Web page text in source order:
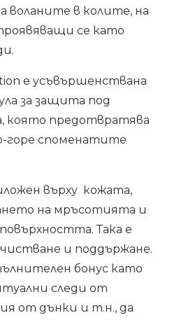
воланите в колите, на
се като
е усъвършенствана
за защита под
която предотвратява
горе споменатите
върху кожата,
на мръсотията и
Така е
и поддържане.
бонус като
следи от
от дънки и т.н., да